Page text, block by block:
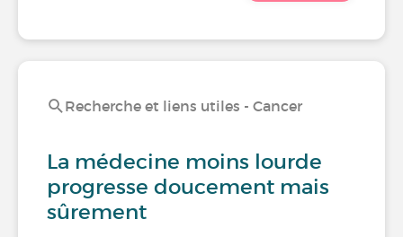
Recherche et liens utiles - Cancer
La médecine moins lourde
progresse doucement mais
sûrement